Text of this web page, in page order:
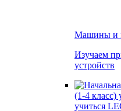
Машины и
Изучаем
устройств